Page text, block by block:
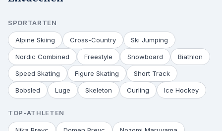
SPORTARTEN
Alpine Skiing Cross-Country Ski Jumping
Nordic Combined Freestyle Snowboard Biathlon
Speed Skating Figure Skating Short Track
Bobsled Luge Skeleton Curling Ice Hockey
TOP-ATHLETEN